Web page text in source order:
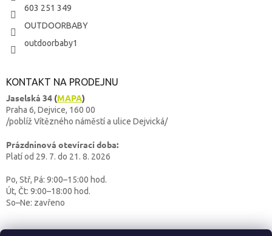
603 251 349
OUTDOORBABY
outdoorbaby1
KONTAKT NA PRODEJNU
Jaselská 34 (MAPA)
Praha 6, Dejvice, 160 00
/poblíž Vítězného náměstí a ulice Dejvická/
Prázdninová otevírací doba:
Platí od 29. 7. do 21. 8. 2026
Po, Stř, Pá: 9:00–15:00 hod.
Út, Čt: 9:00–18:00 hod.
So–Ne: zavřeno